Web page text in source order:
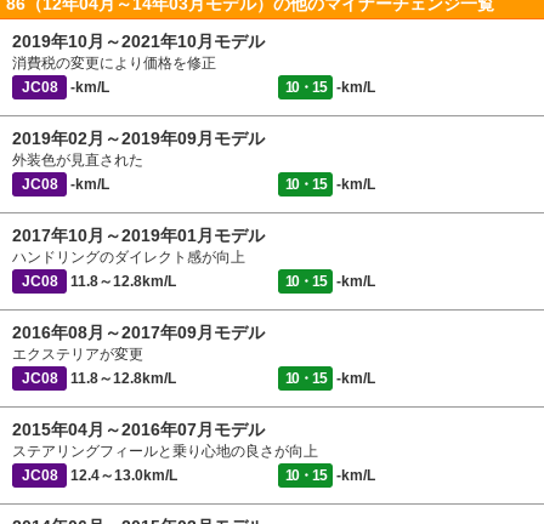
86（12年04月～14年03月モデル）の他のマイナーチェンジ一覧
2019年10月～2021年10月モデル
消費税の変更により価格を修正
JC08
-km/L 10・15 -km/L
2019年02月～2019年09月モデル
外装色が見直された
JC08
-km/L 10・15 -km/L
2017年10月～2019年01月モデル
ハンドリングのダイレクト感が向上
JC08
11.8～12.8km/L 10・15 -km/L
2016年08月～2017年09月モデル
エクステリアが変更
JC08
11.8～12.8km/L 10・15 -km/L
2015年04月～2016年07月モデル
ステアリングフィールと乗り心地の良さが向上
JC08
12.4～13.0km/L 10・15 -km/L